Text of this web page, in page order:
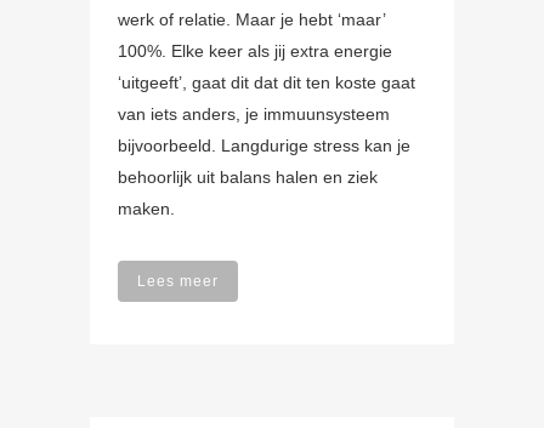
werk of relatie. Maar je hebt ‘maar’
100%. Elke keer als jij extra energie
‘uitgeeft’, gaat dit dat dit ten koste gaat
van iets anders, je immuunsysteem
bijvoorbeeld. Langdurige stress kan je
behoorlijk uit balans halen en ziek
maken.
Lees meer